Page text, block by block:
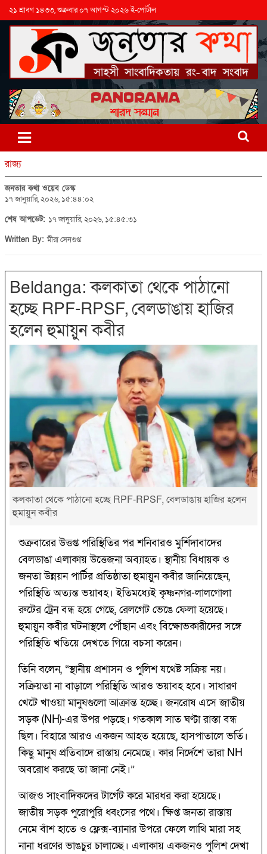
২১ শ্রাবণ ১৪৩৩, শুক্রবার ০৭ আগস্ট ২০২৬ ই-পোর্টাল
রাজ্য
জনতার কথা ওয়েব ডেস্ক
১৭ জানুয়ারি, ২০২৬, ১৫:৪৪:০২
শেষ আপডেট: ১৭ জানুয়ারি, ২০২৬, ১৫:৪৫:৩১
Written By:মীরা সেনগুপ্ত
Beldanga: কলকাতা থেকে পাঠানো
হচ্ছে RPF-RPSF, বেলডাঙায় হাজির
হলেন হুমায়ুন কবীর
কলকাতা থেকে পাঠানো হচ্ছে RPF-RPSF, বেলডাঙায় হাজির হলেন
হুমায়ুন কবীর
শুক্রবারের উত্তপ্ত পরিস্থিতির পর শনিবারও মুর্শিদাবাদের
বেলডাঙা এলাকায় উত্তেজনা অব্যাহত। স্থানীয় বিধায়ক ও
জনতা উন্নয়ন পার্টির প্রতিষ্ঠাতা হুমায়ুন কবীর জানিয়েছেন,
পরিস্থিতি অত্যন্ত ভয়াবহ। ইতিমধ্যেই কৃষ্ণনগর-লালগোলা
রুটের ট্রেন বন্ধ হয়ে গেছে, রেলগেট ভেঙে ফেলা হয়েছে।
হুমায়ুন কবীর ঘটনাস্থলে পৌঁছান এবং বিক্ষোভকারীদের সঙ্গে
পরিস্থিতি খতিয়ে দেখতে গিয়ে বচসা করেন।
তিনি বলেন, “স্থানীয় প্রশাসন ও পুলিশ যথেষ্ট সক্রিয় নয়।
সক্রিয়তা না বাড়ালে পরিস্থিতি আরও ভয়াবহ হবে। সাধারণ
খেটে খাওয়া মানুষগুলো আক্রান্ত হচ্ছে। জনরোষ এসে জাতীয়
সড়ক (NH)-এর উপর পড়ছে। গতকাল সাত ঘণ্টা রাস্তা বন্ধ
ছিল। বিহারে আরও একজন আহত হয়েছে, হাসপাতালে ভর্তি।
কিছু মানুষ প্রতিবাদে রাস্তায় নেমেছে। কার নির্দেশে তারা NH
অবরোধ করছে তা জানা নেই।”
আজও সাংবাদিকদের টার্গেট করে মারধর করা হয়েছে।
জাতীয় সড়ক পুরোপুরি ধ্বংসের পথে। ক্ষিপ্ত জনতা রাস্তায়
নেমে বাঁশ হাতে ও ফ্লেক্স-ব্যানার উপরে ফেলে লাথি মারা সহ
নানা ধরণের ভাঙচুর চালাচ্ছে। এলাকায় একজনও পুলিশ দেখা